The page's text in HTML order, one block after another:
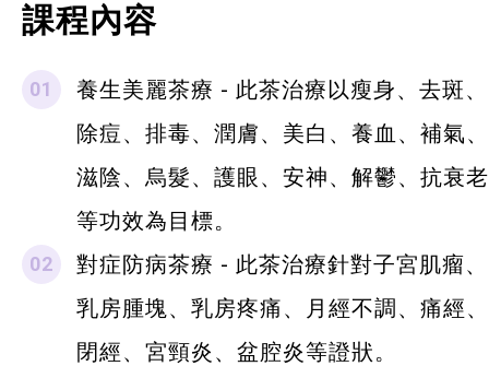
課程內容
養生美麗茶療 - 此茶治療以瘦身、去斑、
除痘、排毒、潤膚、美白、養血、補氣、
滋陰、烏髮、護眼、安神、解鬱、抗衰老
等功效為目標。
對症防病茶療 - 此茶治療針對子宮肌瘤、
乳房腫塊、乳房疼痛、月經不調、痛經、
閉經、宮頸炎、盆腔炎等證狀。